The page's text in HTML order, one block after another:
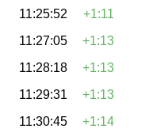
11:25:52
+1:11
11:27:05
+1:13
11:28:18
+1:13
11:29:31
+1:13
11:30:45
+1:14